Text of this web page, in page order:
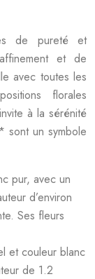
de pureté et
et de
avec toutes les
florales
à la sérénité
sont un symbole
pur, avec un
d’environ
Ses fleurs
et couleur blanc
de 1.2